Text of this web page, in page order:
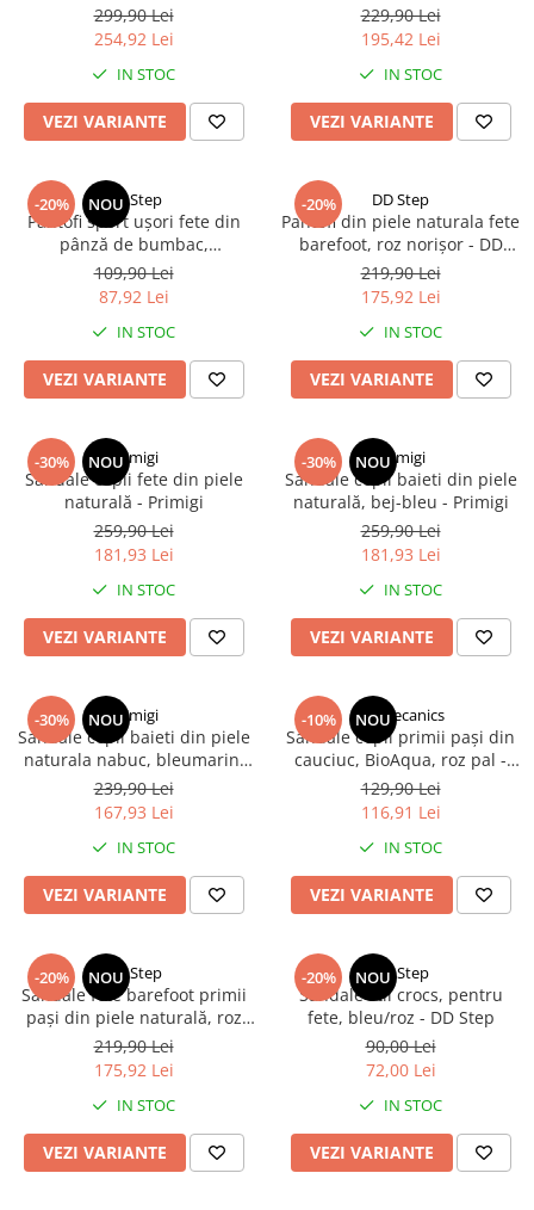
299,90 Lei
254,92 Lei
IN STOC
VEZI VARIANTE
229,90 Lei
195,42 Lei
IN STOC
VEZI VARIANTE
-20% NOUDD Step
Pantofi sport ușori fete din
pânză de bumbac,
alb/multicolor, DD Step
109,90 Lei
87,92 Lei
IN STOC
VEZI VARIANTE
-20% DD Step
Pantofi din piele naturala fete
barefoot, roz norișor - DD
Step
219,90 Lei
175,92 Lei
IN STOC
VEZI VARIANTE
-30% NOUPrimigi
Sandale copii fete din piele
naturală - Primigi
259,90 Lei
181,93 Lei
IN STOC
VEZI VARIANTE
-30% NOUPrimigi
Sandale copii baieti din piele
naturală, bej-bleu - Primigi
259,90 Lei
181,93 Lei
IN STOC
VEZI VARIANTE
-30% NOUPrimigi
Sandale copii baieti din piele
naturala nabuc, bleumarin,
Primigi
239,90 Lei
167,93 Lei
IN STOC
VEZI VARIANTE
-10% NOU
Biomecanics
Sandale copii primii pași din
cauciuc, BioAqua, roz pal -
Biomecanics
129,90 Lei
116,91 Lei
IN STOC
VEZI VARIANTE
-20% NOUDD Step
Sandale fete barefoot primii
pași din piele naturală, roz
DDStep
219,90 Lei
175,92 Lei
IN STOC
VEZI VARIANTE
-20% NOUDD Step
Sandale stil crocs, pentru
fete, bleu/roz - DD Step
90,00 Lei
72,00 Lei
IN STOC
VEZI VARIANTE